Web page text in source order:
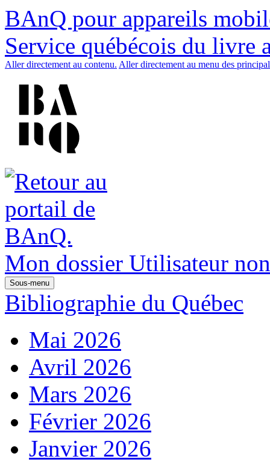
BAnQ pour appareils
Service québécois du livre
Aller directement au contenu. Aller directement au menu des
Mon dossier Utilisateur
Sous-menu
Bibliographie du Québec
Mai 2026
Avril 2026
Mars 2026
Février 2026
Janvier 2026